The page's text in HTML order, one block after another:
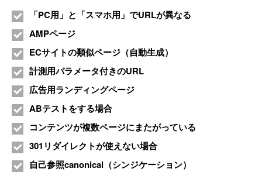
「PC用」と「スマホ用」でURLが異なる
AMPページ
ECサイトの類似ページ（自動生成）
計測用パラメータ付きのURL
広告用ランディングページ
ABテストをする場合
コンテンツが複数ページにまたがっている
301リダイレクトが使えない場合
自己参照canonical（シンジケーション）